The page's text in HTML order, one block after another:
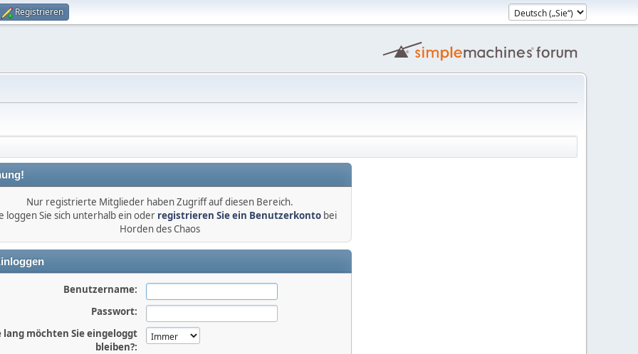
Registrieren
Nur registrierte Mitglieder haben Zugriff auf diesen Bereich.
loggen Sie sich unterhalb ein oder registrieren Sie ein Benutzerkontobei
Horden des Chaos
Benutzername:
Passwort:
lang möchten Sie eingeloggt
bleiben?: